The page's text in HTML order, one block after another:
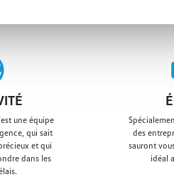
une équipe
qui sait
et qui
dans les
des
sauront
idéal